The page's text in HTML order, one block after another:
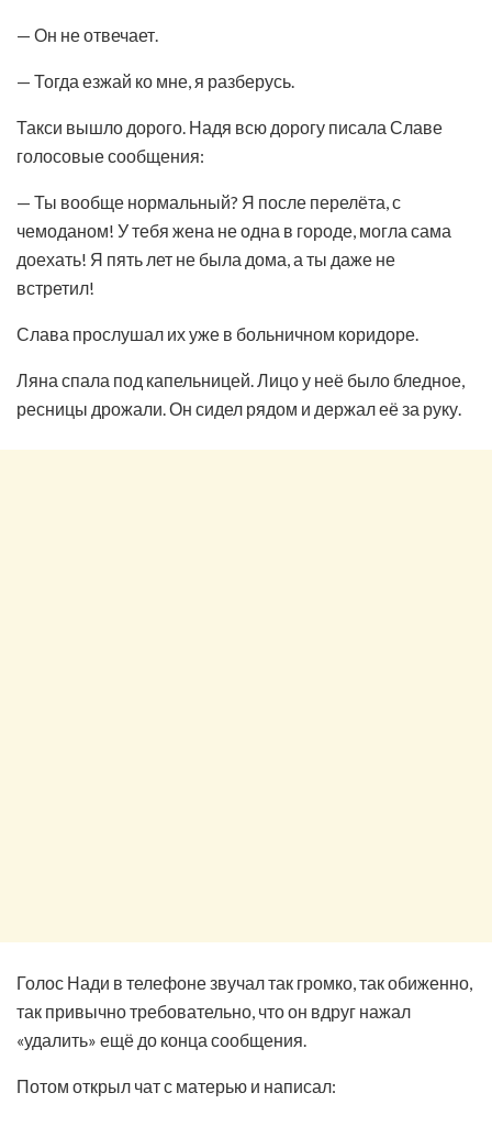
— Он не отвечает.
— Тогда езжай ко мне, я разберусь.
Такси вышло дорого. Надя всю дорогу писала Славе
голосовые сообщения:
— Ты вообще нормальный? Я после перелёта, с
чемоданом! У тебя жена не одна в городе, могла сама
доехать! Я пять лет не была дома, а ты даже не
встретил!
Слава прослушал их уже в больничном коридоре.
Ляна спала под капельницей. Лицо у неё было бледное,
ресницы дрожали. Он сидел рядом и держал её за руку.
Голос Нади в телефоне звучал так громко, так обиженно,
так привычно требовательно, что он вдруг нажал
«удалить» ещё до конца сообщения.
Потом открыл чат с матерью и написал: